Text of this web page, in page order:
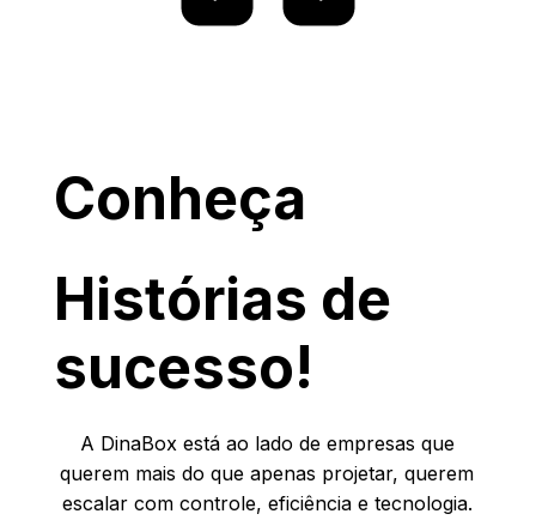
Conheça
Histórias de
sucesso!
A DinaBox está ao lado de empresas que
querem mais do que apenas projetar, querem
escalar com controle, eficiência e tecnologia.